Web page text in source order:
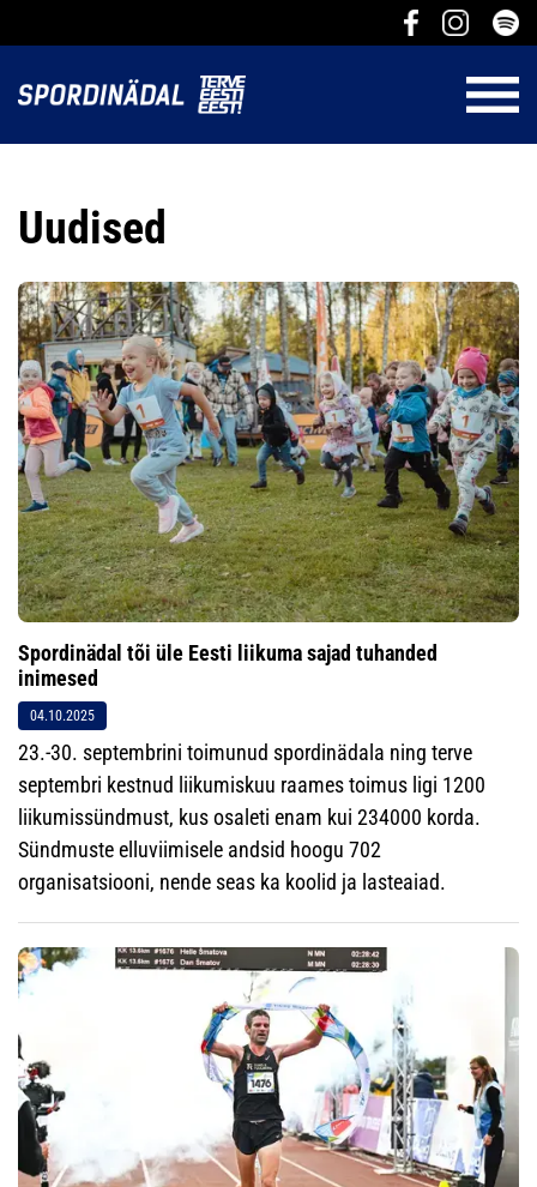
Uudised
Spordinädal tõi üle Eesti liikuma sajad tuhanded
inimesed
04.10.2025
23.-30. septembrini toimunud spordinädala ning terve
septembri kestnud liikumiskuu raames toimus ligi 1200
liikumissündmust, kus osaleti enam kui 234000 korda.
Sündmuste elluviimisele andsid hoogu 702
organisatsiooni, nende seas ka koolid ja lasteaiad.